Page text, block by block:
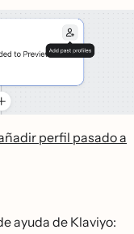
perfil pasado a
ayuda de Klaviyo: